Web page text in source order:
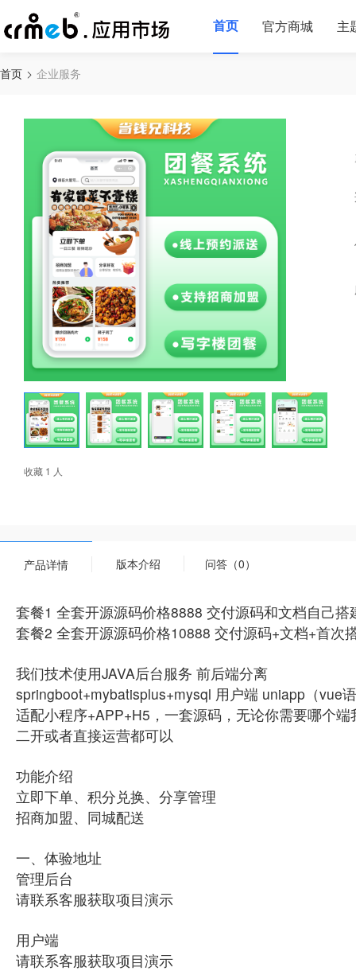
首页 官方商城 主
首页 企业服务
收藏 1 人
产品详情 版本介绍 问答（0）
套餐1 全套开源源码价格8888 交付源码和文档自己搭
套餐2 全套开源源码价格10888 交付源码+文档+首次
我们技术使用JAVA后台服务 前后端分离
springboot+mybatisplus+mysql 用户端 uniapp（vue
适配小程序+APP+H5，一套源码，无论你需要哪个
二开或者直接运营都可以
功能介绍
立即下单、积分兑换、分享管理
招商加盟、同城配送
一、体验地址
管理后台
请联系客服获取项目演示
用户端
请联系客服获取项目演示